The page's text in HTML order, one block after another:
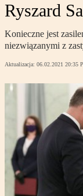
Ryszard
Konieczne jest
niezwiązanymi z
Aktualizacja: 06.02.2021 20:35